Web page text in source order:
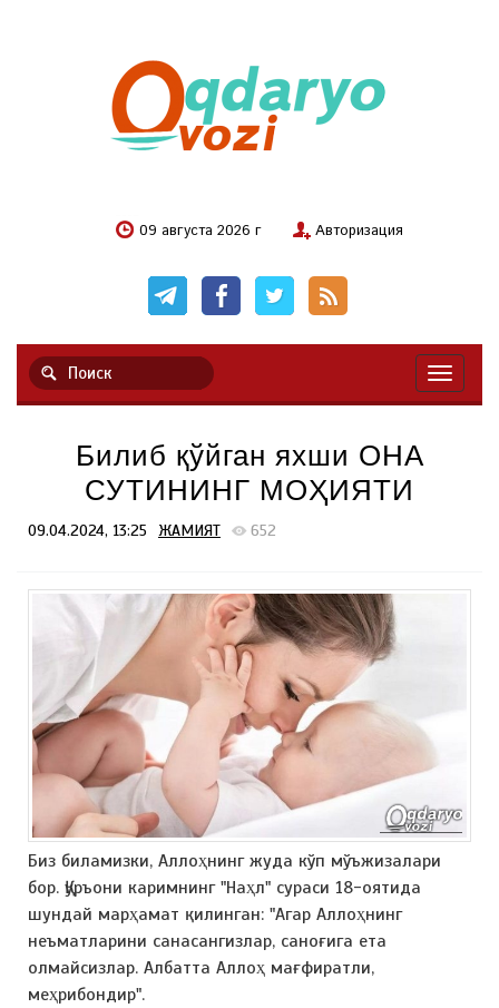
09 августа 2026 г Авторизация
Билиб қўйган яхши ОНА
СУТИНИНГ МОҲИЯТИ
09.04.2024, 13:25 ЖАМИЯТ 652
Биз биламизки, Аллоҳнинг жуда кўп мўъжизалари
бор. Қуръони каримнинг "Наҳл" сураси 18-оятида
шундай марҳамат қилинган: "Агар Аллоҳнинг
неъматларини санасангизлар, саноғига ета
олмайсизлар. Албатта Аллоҳ мағфиратли,
меҳрибондир".